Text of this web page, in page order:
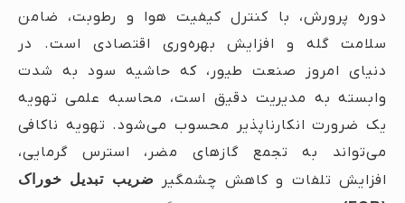
دوره پرورش، با کنترل کیفیت هوا و رطوبت، ضامن
سلامت گله و افزایش بهره‌وری اقتصادی است. در
دنیای امروز صنعت طیور، که حاشیه سود به شدت
وابسته به مدیریت دقیق است، محاسبه علمی تهویه
یک ضرورت انکارناپذیر محسوب می‌شود. تهویه ناکافی
می‌تواند به تجمع گازهای مضر، استرس گرمایی،
افزایش تلفات و کاهش چشمگیر
ضریب تبدیل خوراک